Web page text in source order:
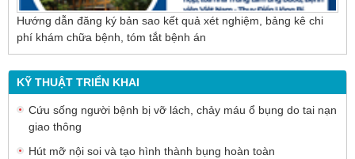
Hướng dẫn đăng ký bản sao kết quả xét nghiệm, bảng kê chi
phí khám chữa bệnh, tóm tắt bệnh án
KỸ THUẬT TRIỂN KHAI
Cứu sống người bệnh bị vỡ lách, chảy máu ổ bụng do tai nạn
giao thông
Hút mỡ nội soi và tạo hình thành bụng hoàn toàn